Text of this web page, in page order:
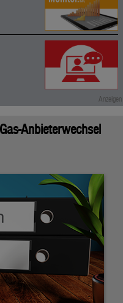
Anbieterwechsel